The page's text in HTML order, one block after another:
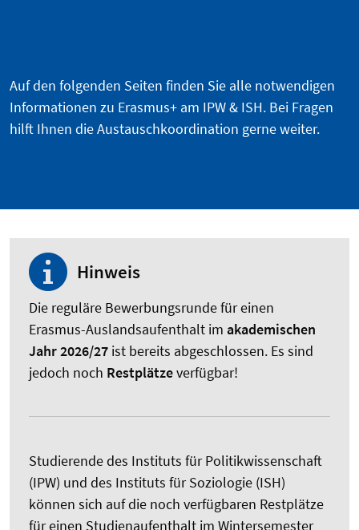
Auf den folgenden Seiten finden Sie alle notwendigen
Informationen zu Erasmus+ am IPW & ISH. Bei Fragen
hilft Ihnen die Austauschkoordination gerne weiter.
Hinweis
Die reguläre Bewerbungsrunde für einen
Erasmus-Auslandsaufenthalt im akademischen
Jahr 2026/27 ist bereits abgeschlossen. Es sind
jedoch noch Restplätzeverfügbar!
Studierende des Instituts für Politikwissenschaft
(IPW) und des Instituts für Soziologie (ISH)
können sich auf die noch verfügbaren Restplätze
für einen Studienaufenthalt im Wintersemester